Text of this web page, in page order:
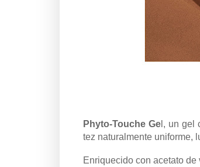
Phyto-Touche Ge l, un gel
tez naturalmente uniforme,
Enriquecido con acetato